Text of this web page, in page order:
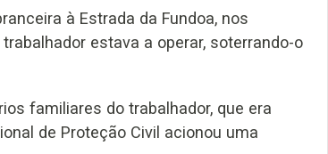
à Estrada da Fundoa, nos
estava a operar, soterrando-o
familiares do trabalhador, que era
de Proteção Civil acionou uma